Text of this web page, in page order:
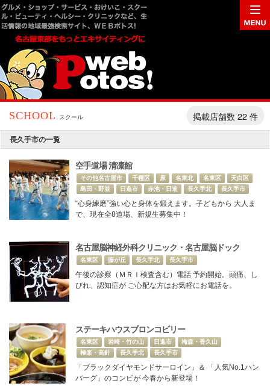
SCHOOL スクール 掲載店舗数 22 件
長久手市の一覧
空手道場 清凛館
その他名古屋市 千種区 原 名東北 名東区
天白区
島田・野並
日進市 赤池・日進 長久手北 長久手市
“心身練磨”強い心と身体を鍛えます。子どもから 大人ま
で、現在全8道場、新規生募集中！
名古屋脳神経外科クリニック・名古屋脳ドック
名東区 藤が丘 長久手北 長久手市
午後の診察（ＭＲＩ検査含む）電話 予約開始。頭痛、し
びれ、認知症が ご心配な方はお気軽にお電話を。
ステーキハウスブロンコビリー
名東区 岩崎・竹の山 日進市
梅森・香久山
極楽・高針
長久手北 長久手市
「ブラックダイヤモンドサーロイン」＆ 「人気No.1ハン
バーグ」のコンビが 今春から新登場！